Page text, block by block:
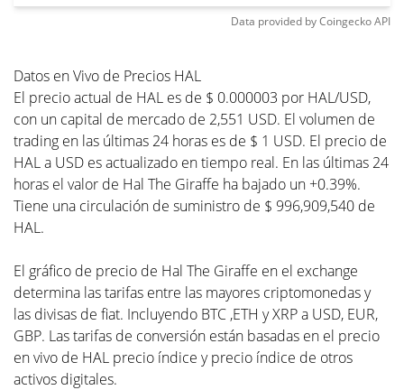
Data provided byCoingeckoAPI
Datos en Vivo de Precios HAL
El precio actual de HAL es de $ 0.000003 por HAL/USD,
con un capital de mercado de 2,551 USD. El volumen de
trading en las últimas 24 horas es de $ 1 USD. El precio de
HAL a USD es actualizado en tiempo real. En las últimas 24
horas el valor de Hal The Giraffe ha bajado un +0.39%.
Tiene una circulación de suministro de $ 996,909,540 de
HAL.
El gráfico de precio de Hal The Giraffe en el exchange
determina las tarifas entre las mayores criptomonedas y
las divisas de fiat. Incluyendo BTC ,ETH y XRP a USD, EUR,
GBP. Las tarifas de conversión están basadas en el precio
en vivo de HAL precio índice y precio índice de otros
activos digitales.